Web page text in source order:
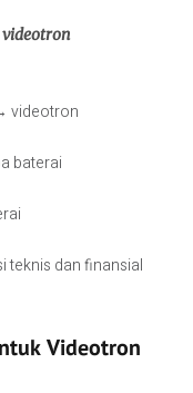
videotron
baterai
teknis dan finansial
Videotron